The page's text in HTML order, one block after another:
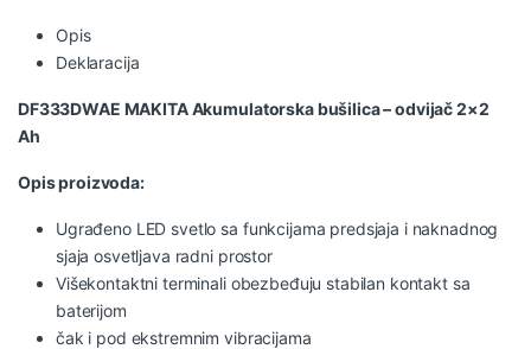
Opis
Deklaracija
DF333DWAE MAKITA Akumulatorska bušilica – odvijač 2×2
Ah
Opis proizvoda:
Ugrađeno LED svetlo sa funkcijama predsjaja i naknadnog
sjaja osvetljava radni prostor
Višekontaktni terminali obezbeđuju stabilan kontakt sa
baterijom
čak i pod ekstremnim vibracijama